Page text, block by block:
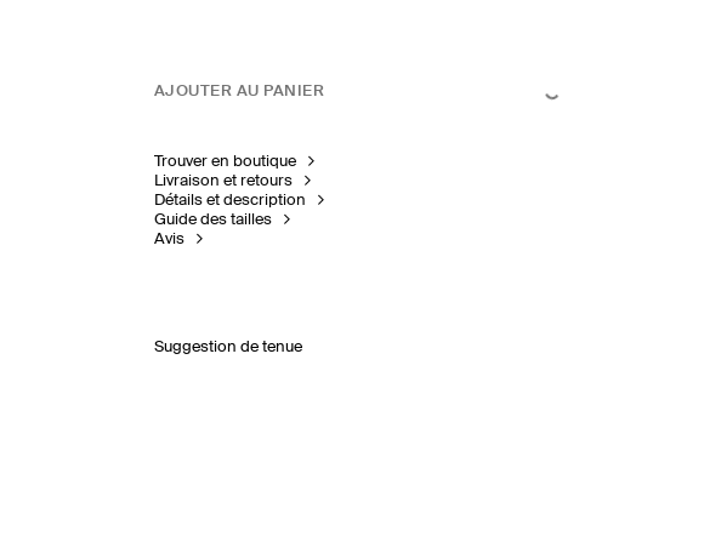
AJOUTER AU PANIER
Trouver en boutique
Livraison et retours
Détails et description
Guide des tailles
Avis
Suggestion de tenue